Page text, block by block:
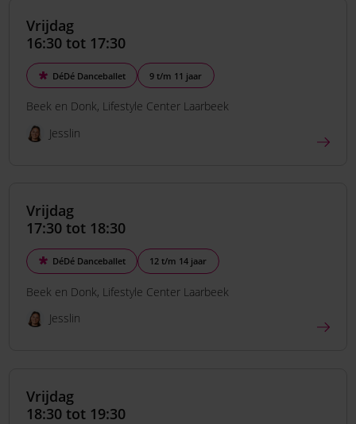
Vrijdag
16:30 tot 17:30
DéDé Danceballet 9 t/m 11 jaar
Beek en Donk Lifestyle Center Laarbeek
Jesslin
Vrijdag
17:30 tot 18:30
DéDé Danceballet 12 t/m 14 jaar
Beek en Donk Lifestyle Center Laarbeek
Jesslin
Vrijdag
18:30 tot 19:30